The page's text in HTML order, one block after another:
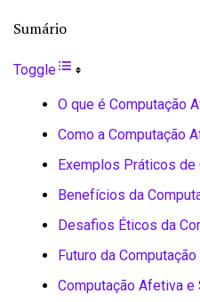
Sumário
Toggle
O que é Computação
Como a Computação
Exemplos Práticos
Benefícios da
Desafios Éticos da
Futuro da
Computação Afetiva e